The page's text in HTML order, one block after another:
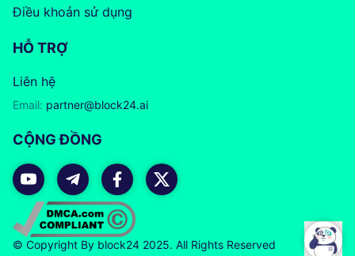
Điều khoản sử dụng
HỖ TRỢ
Liên hệ
Email: partner@block24.ai
CỘNG ĐỒNG
© Copyright By block24 2025. All Rights Reserved